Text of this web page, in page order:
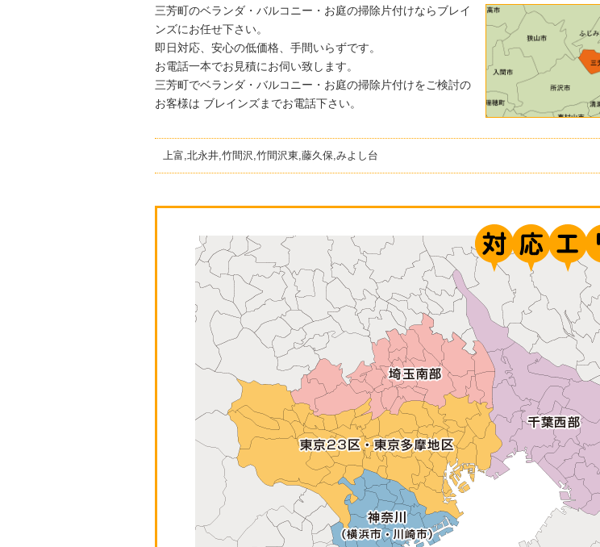
三芳町のベランダ・バルコニー・お庭の掃除片付けならブレイ
ンズにお任せ下さい。
即日対応、安心の低価格、手間いらずです。
お電話一本でお見積にお伺い致します。
三芳町でベランダ・バルコニー・お庭の掃除片付けをご検討の
お客様は ブレインズまでお電話下さい。
上富,北永井,竹間沢,竹間沢東,藤久保,みよし台